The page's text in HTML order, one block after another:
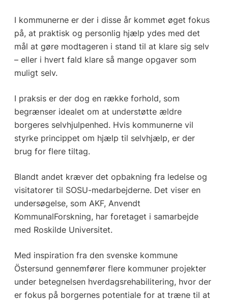
I kommunerne er der i disse år kommet øget fokus
på, at praktisk og personlig hjælp ydes med det
mål at gøre modtageren i stand til at klare sig selv
– eller i hvert fald klare så mange opgaver som
muligt selv.
I praksis er der dog en række forhold, som
begrænser idealet om at understøtte ældre
borgeres selvhjulpenhed. Hvis kommunerne vil
styrke princippet om hjælp til selvhjælp, er der
brug for flere tiltag.
Blandt andet kræver det opbakning fra ledelse og
visitatorer til SOSU-medarbejderne. Det viser en
undersøgelse, som AKF, Anvendt
KommunalForskning, har foretaget i samarbejde
med Roskilde Universitet.
Med inspiration fra den svenske kommune
Östersund gennemfører flere kommuner projekter
under betegnelsen hverdagsrehabilitering, hvor der
er fokus på borgernes potentiale for at træne til at